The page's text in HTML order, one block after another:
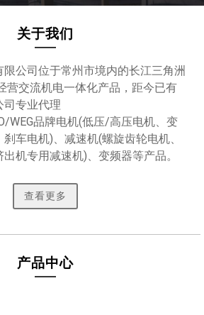
关于我们
公司位于常州市境内的长江三角洲
营交流机电一体化产品，距今已有
司专业代理
WEG品牌电机(低压/高压电机、变
车电机)、减速机(螺旋齿轮电机、
机专用减速机)、变频器等产品。
查看更多
产品中心